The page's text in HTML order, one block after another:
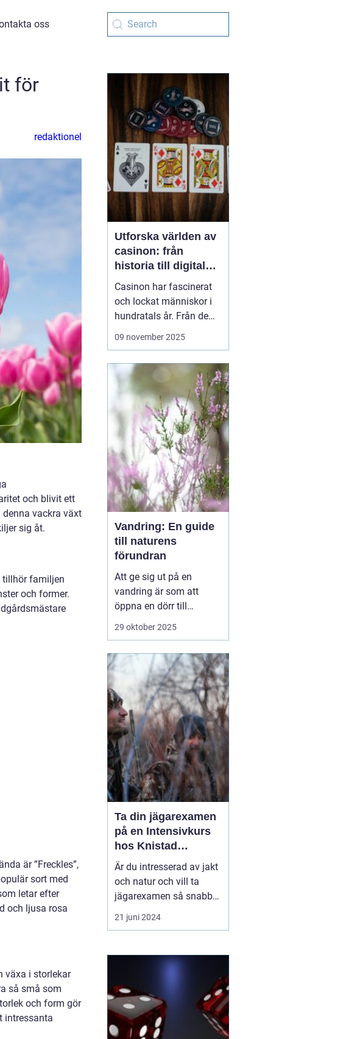
oss
för
redaktionel
och blivit ett
vackra växt
sig åt.
tillhör familjen
och former.
är ”Freckles”,
sort med
letar efter
och ljusa rosa
växa i storlekar
så små som
och form gör
intressanta
Utforska världen av
casinon: från
historia till digital
revolution
Casinon har fascinerat
och lockat människor i
hundratals år. Från de
ursprungliga spelhusen i
avancerade digitala
plattformar
casinovärlden har
genomgått en enorm
utveckling. Men va...
09 november 2025
Vandring: En guide
till naturens
förundran
Att ge sig ut på en
vandring är som att
öppna en dörr till
naturens hemligheter.
aktivitet med mentalt
välbefinnande, och
hjälper deltagarna att
återknyta bandet med ...
29 oktober 2025
Ta din jägarexamen
på en Intensivkurs
hos Knistad
Herrgård
Är du intresserad av jakt
och natur och vill ta
jägarexamen så snabbt
och kvalitativt som
möjligt? Årligen väljer
att delta i Knistad
Herrgårds erkänt
professionella
intensivkurs för
jägarexamen. Kursen,
som ofta går under na...
21 juni 2024